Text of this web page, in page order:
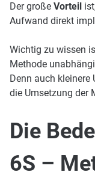
Der große Vorteil
Aufwand direkt
Wichtig zu wissen
Methode
Denn auch kleinere
die Umsetzung der
Die
6S –